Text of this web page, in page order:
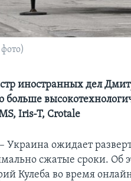
иностранных дел
больше
Iris-T, Crotale
Украина ожидает
сжатые сроки. Об
Кулеба во время